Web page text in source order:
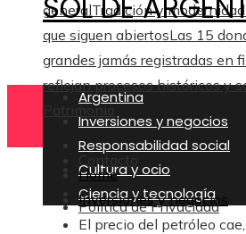
generalTradición y
que siguen abiertosLas 15
grandes jamás registradas en
reflejan procesos históricos y
Patrimonio
Contacto
Política de Privacidad
Argentina
Inversiones y negocios
Responsabilidad social
Cultura y ocio
Ciencia y tecnología
Home
Inversiones y negocios
El precio del petróleo